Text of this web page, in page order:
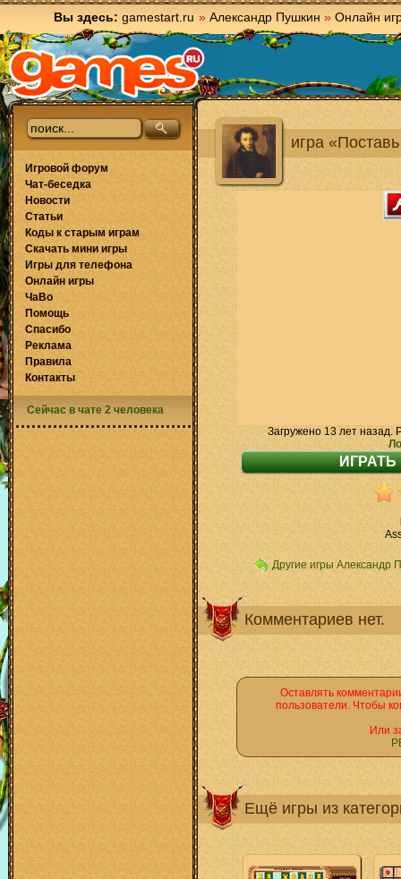
Вы здесь: gamestart.ru » Александр Пушкин » Онлайн
игра
Загружено 13 лет назад.
Другие игры Александр
Комментариев нет.
Оставлять
пользователи. Чтобы
Или
Ещё игры из
Игровой форум
Чат-беседка
Новости
Статьи
Коды к старым играм
Скачать мини игры
Игры для телефона
Онлайн игры
ЧаВо
Помощь
Спасибо
Реклама
Правила
Контакты
Сейчас в чате 2 человека